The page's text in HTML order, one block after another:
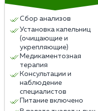
Сбор анализов
Установка капельниц
(очищающие и
укрепляющие)
Медикаментозная
терапия
Консультации и
наблюдение
специалистов
Питание включено